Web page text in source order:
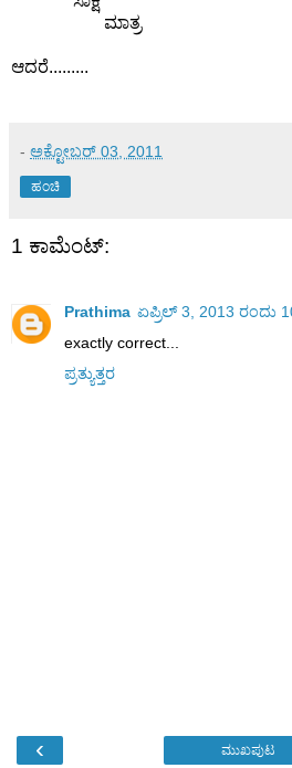
ಮಾತ್ರ
ಆದರೆ.........
- ಅಕ್ಟೋಬರ್ 03, 2011
ಹಂಚಿ
1 ಕಾಮೆಂಟ್‌:
Prathima ಏಪ್ರಿಲ್ 3, 2013 ರಂದು
exactly correct...
ಪ್ರತ್ಯುತ್ತರ
‹ ಮುಖಪುಟ